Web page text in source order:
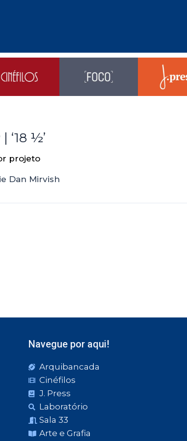
‘18 ½’
projeto
Dan Mirvish
Navegue por aqui!
Arquibancada
Cinéfilos
J. Press
Laboratório
Sala 33
Arte e Grafia